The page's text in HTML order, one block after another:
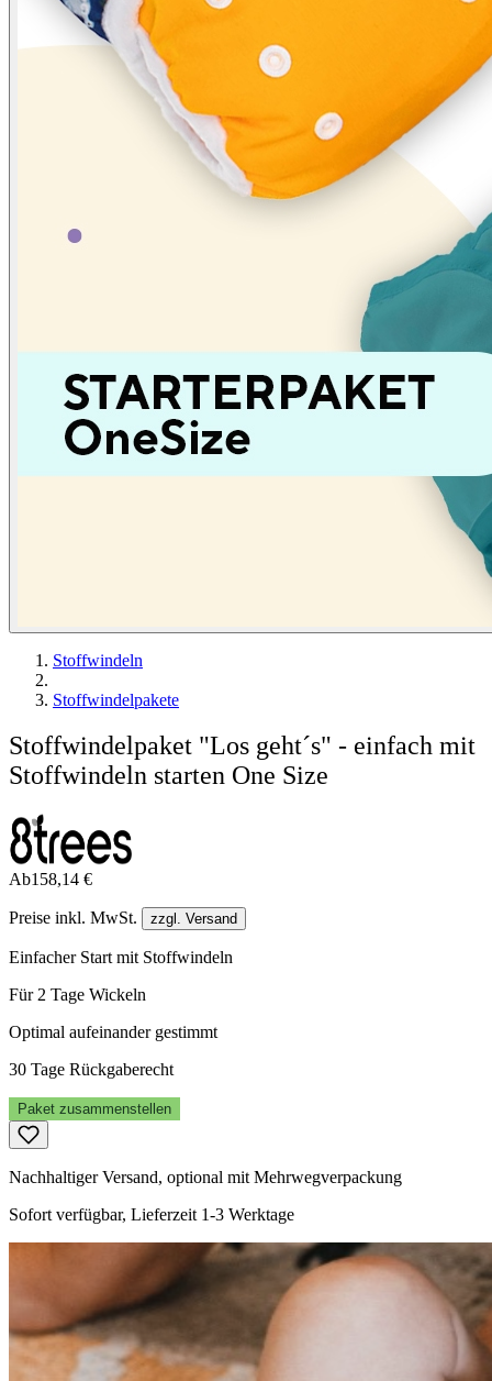
Stoffwindeln
Stoffwindelpakete
Stoffwindelpaket "Los geht´s" - einfach mit
Stoffwindeln starten One Size
Ab158,14 €
Preise inkl. MwSt. zzgl. Versand
Einfacher Start mit Stoffwindeln
Für 2 Tage Wickeln
Optimal aufeinander gestimmt
30 Tage Rückgaberecht
Paket zusammenstellen
Nachhaltiger Versand, optional mit Mehrwegverpackung
Sofort verfügbar, Lieferzeit 1-3 Werktage